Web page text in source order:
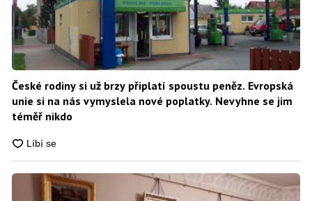
České rodiny si už brzy připlatí spoustu peněz. Evropská
unie si na nás vymyslela nové poplatky. Nevyhne se jim
téměř nikdo